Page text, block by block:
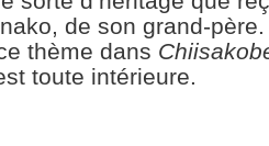
de son grand-
thème dans
toute intérieure.